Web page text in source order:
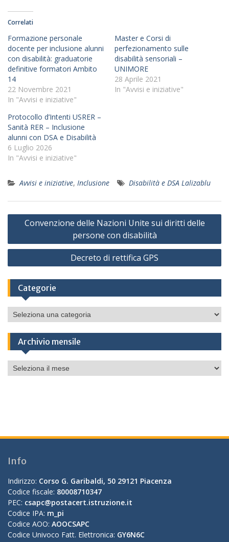
Correlati
Formazione personale
docente per inclusione alunni
con disabilità: graduatorie
definitive formatori Ambito
14
22 Novembre 2021
In "Avvisi e iniziative"
Master e Corsi di
perfezionamento sulle
disabilità sensoriali –
UNIMORE
28 Aprile 2021
In "Avvisi e iniziative"
Protocollo d’Intenti USRER –
Sanità RER – Inclusione
alunni con DSA e Disabilità
6 Luglio 2026
In "Avvisi e iniziative"
Avvisi e iniziative, Inclusione Disabilità e DSA Lalizablu
Navigazione
Convenzione delle Nazioni Unite sui diritti delle
persone con disabilità
Decreto di rettifica GPS
Categorie
Categorie
Archivio mensile
Archivio
mensile
Info
Indirizzo: Corso G. Garibaldi, 50 29121 Piacenza
Codice fiscale: 80008710347
PEC: csapc@postacert.istruzione.it
Codice IPA: m_pi
Codice AOO: AOOCSAPC
Codice Univoco Fatt. Elettronica: GY6N6C